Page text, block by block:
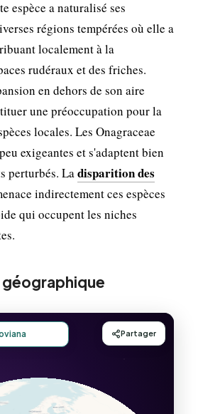
espèce a naturalisé ses
régions tempérées où elle a
localement à la
rudéraux et des friches.
en dehors de son aire
une préoccupation pour la
locales. Les Onagraceae
exigeantes et s'adaptent bien
perturbés. Ladisparition des
indirectement ces espèces
qui occupent les niches